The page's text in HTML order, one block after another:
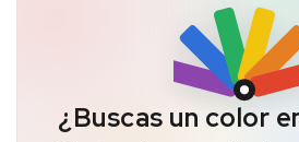
¿Buscas un color